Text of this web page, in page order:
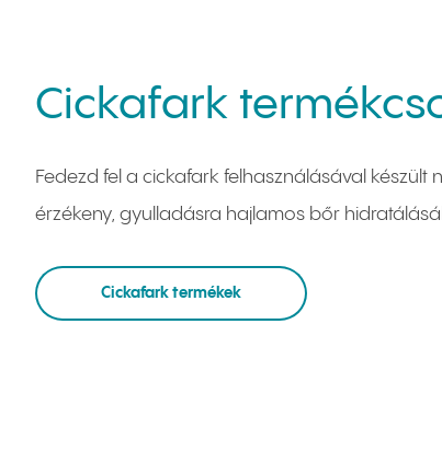
Cickafark
Fedezd fel a cickafark felhasználásával
érzékeny, gyulladásra hajlamos bőr
Cickafark termékek